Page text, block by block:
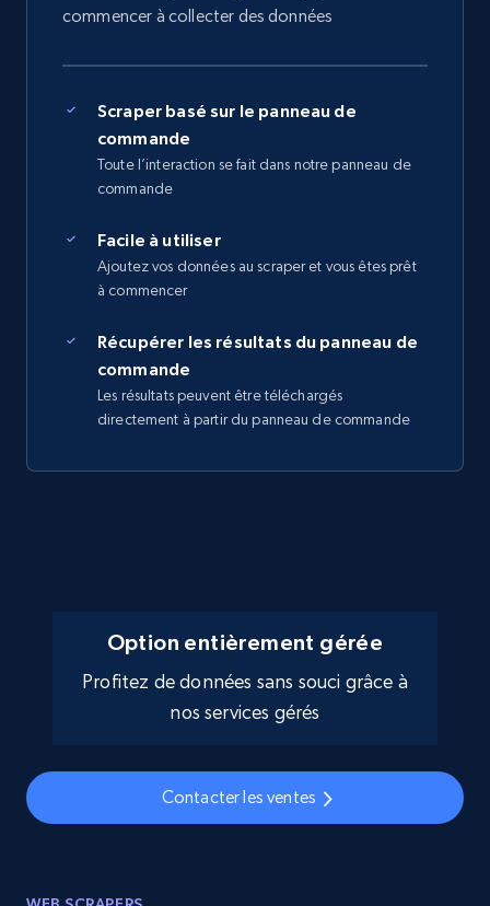
commencer à collecter des données
Scraper basé sur le panneau de
commande
Toute l’interaction se fait dans notre panneau de
commande
Facile à utiliser
Ajoutez vos données au scraper et vous êtes prêt
à commencer
Récupérer les résultats du panneau de
commande
Les résultats peuvent être téléchargés
directement à partir du panneau de commande
Option entièrement gérée
Profitez de données sans souci grâce à
nos services gérés
Contacter les ventes